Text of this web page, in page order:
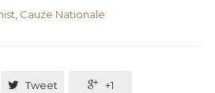
Cauze Nationale
 Tweet  +1